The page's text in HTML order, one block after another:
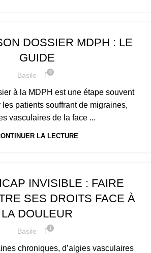
DOSSIER MDPH : LE
GUIDE
Basile 0
à la MDPH est une étape souvent
les patients souffrant de migraines,
vasculaires de la face ...
LA LECTURE
INVISIBLE : FAIRE
SES DROITS FACE À
LA DOULEUR
Basile 1
chroniques, d’algies vasculaires